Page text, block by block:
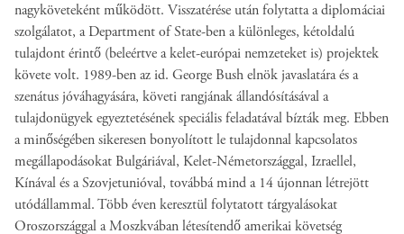
nagyköveteként működött. Visszatérése után folytatta a diplomáciai
szolgálatot, a Department of State-ben a különleges, kétoldalú
tulajdont érintő (beleértve a kelet-európai nemzeteket is) projektek
követe volt. 1989-ben az id. George Bush elnök javaslatára és a
szenátus jóváhagyására, követi rangjának állandósításával a
tulajdonügyek egyeztetésének speciális feladatával bízták meg. Ebben
a minőségében sikeresen bonyolított le tulajdonnal kapcsolatos
megállapodásokat Bulgáriával, Kelet-Németországgal, Izraellel,
Kínával és a Szovjetunióval, továbbá mind a 14 újonnan létrejött
utódállammal. Több éven keresztül folytatott tárgyalásokat
Oroszországgal a Moszkvában létesítendő amerikai követség